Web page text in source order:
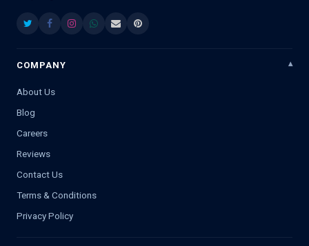
COMPANY
About Us
Blog
Careers
Reviews
Contact Us
Terms & Conditions
Privacy Policy